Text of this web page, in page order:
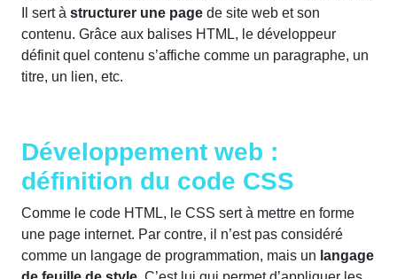
Il sert à structurer une page de site web et son
contenu. Grâce aux balises HTML, le développeur
définit quel contenu s’affiche comme un paragraphe, un
titre, un lien, etc.
Développement web :
définition du code CSS
Comme le code HTML, le CSS sert à mettre en forme
une page internet. Par contre, il n’est pas considéré
comme un langage de programmation, mais un langage